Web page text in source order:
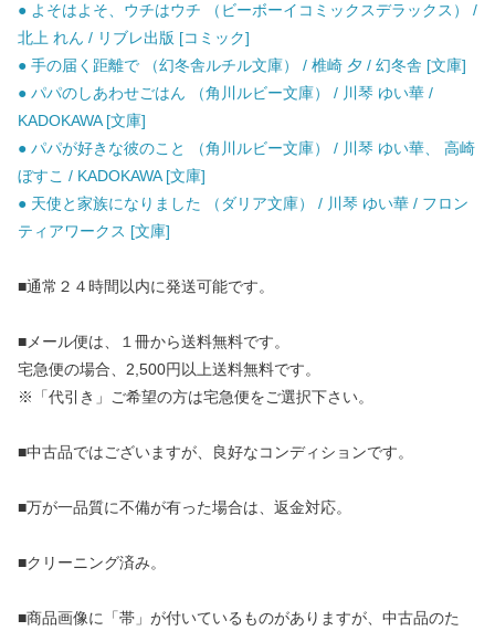
● よそはよそ、ウチはウチ （ビーボーイコミックスデラックス） /
北上 れん / リブレ出版 [コミック]
● 手の届く距離で （幻冬舎ルチル文庫） / 椎崎 夕 / 幻冬舎 [文庫]
● パパのしあわせごはん （角川ルビー文庫） / 川琴 ゆい華 /
KADOKAWA [文庫]
● パパが好きな彼のこと （角川ルビー文庫） / 川琴 ゆい華、 高崎
ぼすこ / KADOKAWA [文庫]
● 天使と家族になりました （ダリア文庫） / 川琴 ゆい華 / フロン
ティアワークス [文庫]
■通常２４時間以内に発送可能です。
■メール便は、１冊から送料無料です。
宅急便の場合、2,500円以上送料無料です。
※「代引き」ご希望の方は宅急便をご選択下さい。
■中古品ではございますが、良好なコンディションです。
■万が一品質に不備が有った場合は、返金対応。
■クリーニング済み。
■商品画像に「帯」が付いているものがありますが、中古品のた